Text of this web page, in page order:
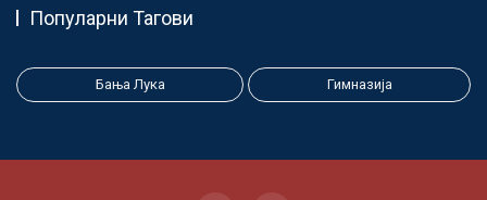
Популарни Тагови
Бања Лука Гимназија